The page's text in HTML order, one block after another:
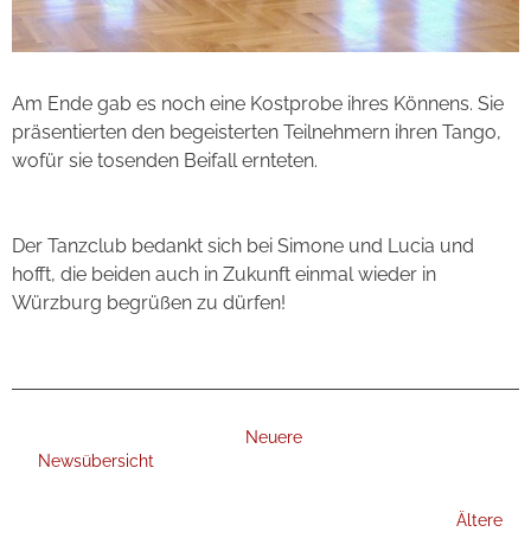
Am Ende gab es noch eine Kostprobe ihres Könnens. Sie
präsentierten den begeisterten Teilnehmern ihren Tango,
wofür sie tosenden Beifall ernteten.
Der Tanzclub bedankt sich bei Simone und Lucia und
hofft, die beiden auch in Zukunft einmal wieder in
Würzburg begrüßen zu dürfen!
Neuere
Newsübersicht
Ältere